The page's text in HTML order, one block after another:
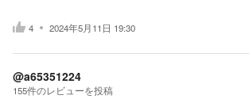
4 2024年5月11日 19:30
@a65351224
155件のレビューを投稿